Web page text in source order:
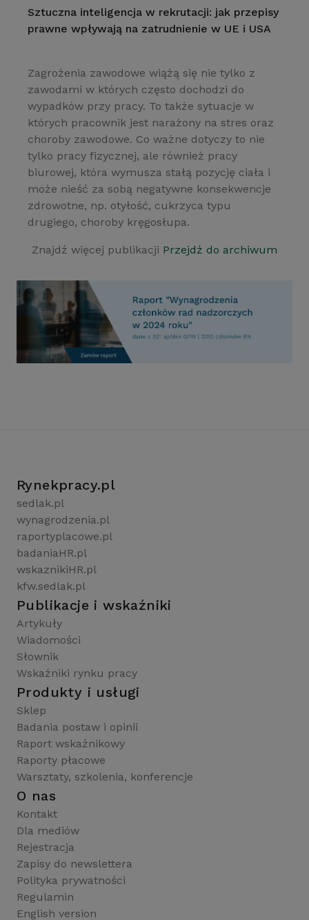
Sztuczna inteligencja w rekrutacji: jak przepisy
prawne wpływają na zatrudnienie w UE i USA
Zagrożenia zawodowe wiążą się nie tylko z
zawodami w których często dochodzi do
wypadków przy pracy. To także sytuacje w
których pracownik jest narażony na stres oraz
choroby zawodowe. Co ważne dotyczy to nie
tylko pracy fizycznej, ale również pracy
biurowej, która wymusza stałą pozycję ciała i
może nieść za sobą negatywne konsekwencje
zdrowotne, np. otyłość, cukrzyca typu
drugiego, choroby kręgosłupa.
Znajdź więcej publikacji Przejdź do archiwum
Rynekpracy.pl
sedlak.pl
wynagrodzenia.pl
raportyplacowe.pl
badaniaHR.pl
wskaznikiHR.pl
kfw.sedlak.pl
Publikacje i wskaźniki
Artykuły
Wiadomości
Słownik
Wskaźniki rynku pracy
Produkty i usługi
Sklep
Badania postaw i opinii
Raport wskaźnikowy
Raporty płacowe
Warsztaty, szkolenia, konferencje
O nas
Kontakt
Dla mediów
Rejestracja
Zapisy do newslettera
Polityka prywatności
Regulamin
English version